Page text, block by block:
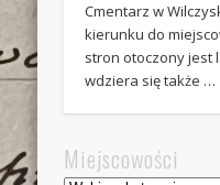
Cmentarz w
kierunku do
stron otoczony jest
wdziera się także …
Miejscowości